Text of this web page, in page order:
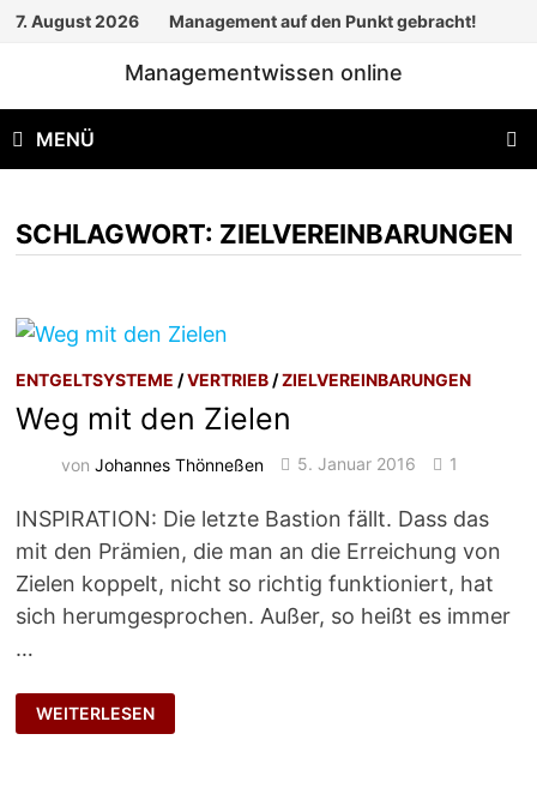
Zum
7. August 2026 Management auf den Punkt gebracht!
Managementwissen online
MENÜ
SCHLAGWORT: ZIELVEREINBARUNGEN
ENTGELTSYSTEME /VERTRIEB /ZIELVEREINBARUNGEN
Weg mit den Zielen
vonJohannes Thönneßen 5. Januar 2016 1
INSPIRATION: Die letzte Bastion fällt. Dass das
mit den Prämien, die man an die Erreichung von
Zielen koppelt, nicht so richtig funktioniert, hat
sich herumgesprochen. Außer, so heißt es immer
…
WEG
MIT
DEN
WEITERLESEN